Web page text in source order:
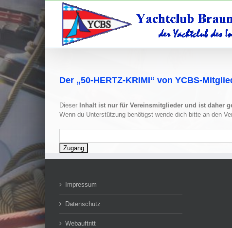
Inhalt
springen
Der „50-HERTZ-KRIMI“ von YCBS-
Dieser Inhalt ist nur für Vereinsmitglieder und ist daher
Wenn du Unterstützung benötigst wende dich bitte an den
Impressum
Datenschutz
Webauftritt